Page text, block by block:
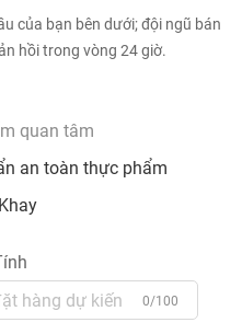
của bạn bên dưới; đội ngũ bán
hồi trong vòng 24 giờ.
quan tâm
an toàn thực phẩm
Khay
0/100